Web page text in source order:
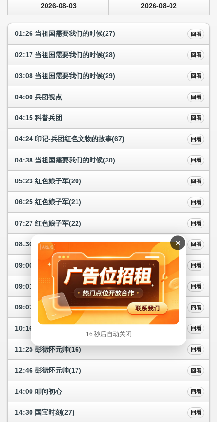
2026-08-03 2026-08-02
01:26 当祖国需要我们的时候(27) 回看
02:17 当祖国需要我们的时候(28) 回看
03:08 当祖国需要我们的时候(29) 回看
04:00 兵团视点 回看
04:15 科普兵团 回看
04:24 印记-兵团红色文物的故事(67) 回看
04:38 当祖国需要我们的时候(30) 回看
05:23 红色娘子军(20) 回看
06:25 红色娘子军(21) 回看
07:27 红色娘子军(22) 回看
08:30 兵团新闻联播 回看
09:00 中华人民共和国国歌 回看
09:01 国宝时刻(27) 回看
09:07 彭德怀元帅(14) 回看
10:16 彭德怀元帅(15) 回看
11:25 彭德怀元帅(16) 回看
12:46 彭德怀元帅(17) 回看
14:00 叩问初心 回看
14:30 国宝时刻(27) 回看
×
15 秒后自动关闭